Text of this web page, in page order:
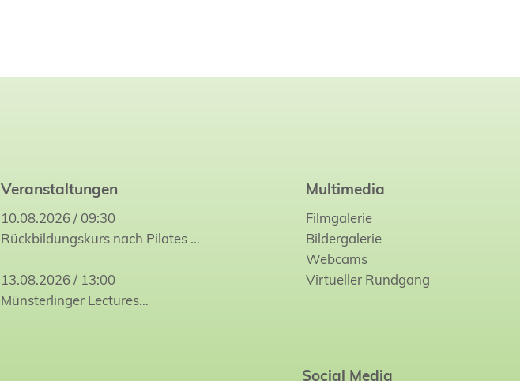
Veranstaltungen
10.08.2026 / 09:30
Rückbildungskurs nach Pilates…
13.08.2026 / 13:00
Münsterlinger Lectures…
Multimedia
Filmgalerie
Bildergalerie
Webcams
Virtueller Rundgang
Social Media